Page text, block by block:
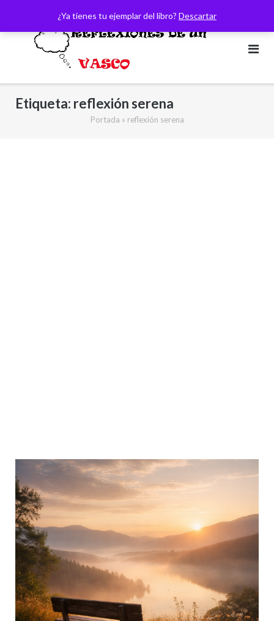
¿Ya tienes tu ejemplar del libro? Descartar
contenido
Etiqueta: reflexión serena
Portada » reflexión serena